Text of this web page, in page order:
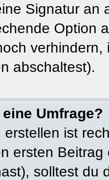
Signatur an
Option
abschaltest).
Umfrage?
erstellen ist
ersten
solltest du